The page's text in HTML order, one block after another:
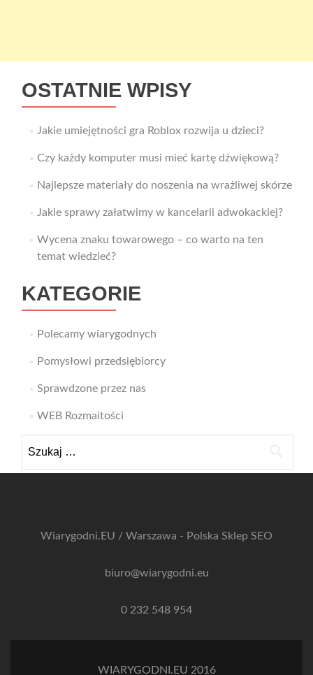
OSTATNIE WPISY
Jakie umiejętności gra Roblox rozwija u dzieci?
Czy każdy komputer musi mieć kartę dźwiękową?
Najlepsze materiały do noszenia na wrażliwej skórze
Jakie sprawy załatwimy w kancelarii adwokackiej?
Wycena znaku towarowego – co warto na ten
temat wiedzieć?
KATEGORIE
Polecamy wiarygodnych
Pomysłowi przedsiębiorcy
Sprawdzone przez nas
WEB Rozmaitości
Wiarygodni.EU / Warszawa - Polska Sklep SEO
biuro@wiarygodni.eu
0 232 548 954
WIARYGODNI.EU 2016